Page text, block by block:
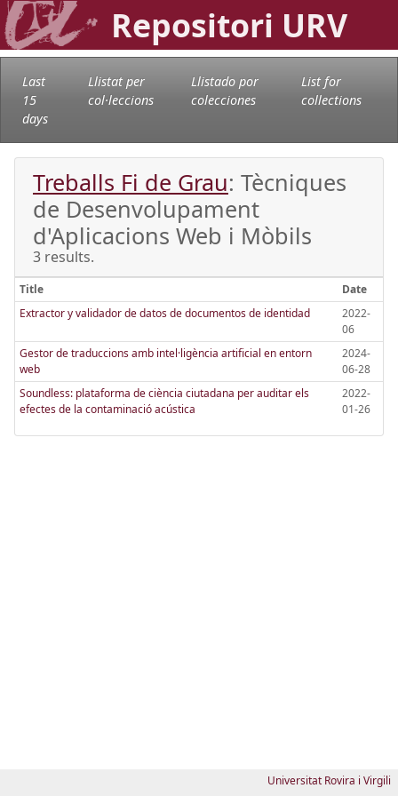
Repositori URV
Last
15
days
Llistat per
col·leccions
Llistado por
colecciones
List for
collections
Treballs Fi de Grau: Tècniques
de Desenvolupament
d'Aplicacions Web i Mòbils
3 results.
Title
Date
Extractor y validador de datos de documentos de identidad
2022-
06
Gestor de traduccions amb intel·ligència artificial en entorn
web
2024-
06-28
Soundless: plataforma de ciència ciutadana per auditar els
efectes de la contaminació acústica
2022-
01-26
Universitat Rovira i Virgili